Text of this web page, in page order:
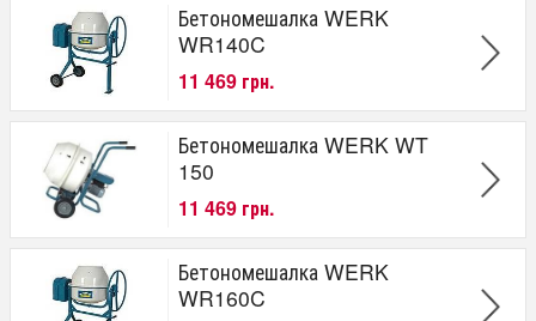
Бетономешалка WERK
WR140C
11 469 грн.
Бетономешалка WERK WT
150
11 469 грн.
Бетономешалка WERK
WR160C